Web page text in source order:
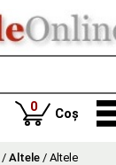
0produse
Coș
/ Altele / Altele